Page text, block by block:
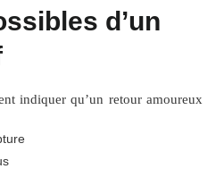
d’un
indiquer qu’un retour amoureux